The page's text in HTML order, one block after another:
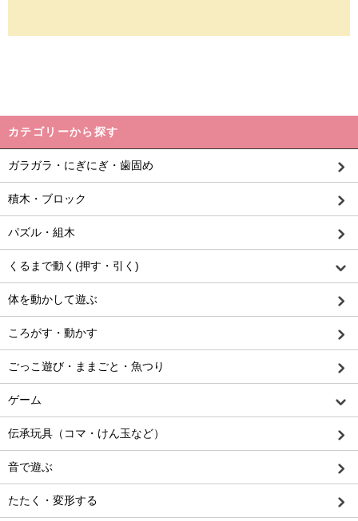
カテゴリーから探す
ガラガラ・にぎにぎ・歯固め
積木・ブロック
パズル・組木
くるまで動く(押す・引く)
体を動かして遊ぶ
ころがす・動かす
ごっこ遊び・ままごと・魚つり
ゲーム
伝承玩具（コマ・けん玉など）
音で遊ぶ
たたく・変形する